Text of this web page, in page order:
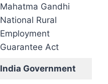
Mahatma Gandhi
National Rural
Employment
Guarantee Act
India Government